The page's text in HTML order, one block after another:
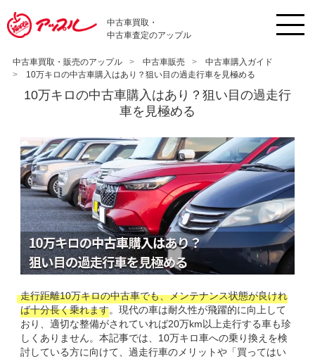
中古車買取・
中古車査定のアップル
中古車買取・販売のアップル 中古車販売
中古車購入ガイド
10万キロの中古車購入はあり？狙い目の過走行車を見極める
10万キロの中古車購入はあり？狙い目の過走行
車を見極める
走行距離10万キロの中古車でも、メンテナンス状態が良けれ
ば十分長く乗れます。現代の車は耐久性が飛躍的に向上して
おり、適切な整備がされていれば20万km以上走行する車も珍
しくありません。本記事では、10万キロ車への乗り換えを検
討している方に向けて、過走行車のメリットや「買ってはい